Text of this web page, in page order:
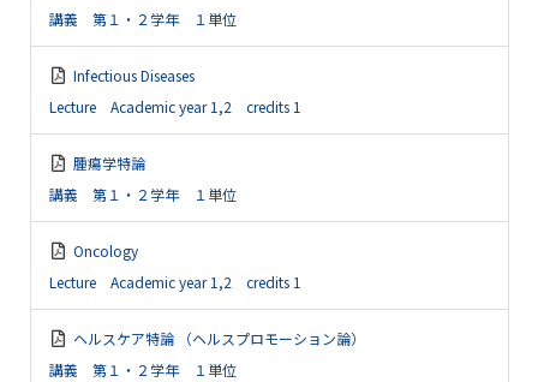
講義 第１・２学年 １単位
Infectious Diseases
Lecture Academic year 1,2 credits 1
腫瘍学特論
講義 第１・２学年 １単位
Oncology
Lecture Academic year 1,2 credits 1
ヘルスケア特論 （ヘルスプロモーション論）
講義 第１・２学年 １単位